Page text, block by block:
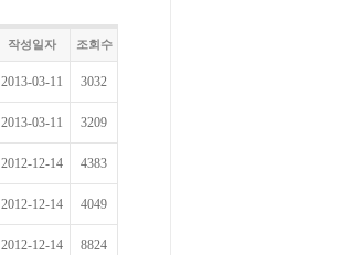
작성일자 조회수
2013-03-11 3032
2013-03-11 3209
2012-12-14 4383
2012-12-14 4049
2012-12-14 8824